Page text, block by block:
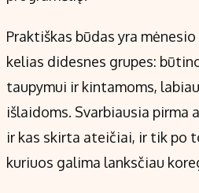
Praktiškas būdas yra
kelias didesnes grupes:
taupymui ir kintamoms,
išlaidoms. Svarbiausia
ir kas skirta ateičiai, ir tik po
kuriuos galima lanksčiau